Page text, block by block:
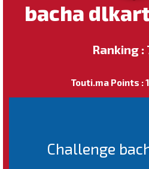
bacha
Ranking :
Touti.ma Points :
Challenge